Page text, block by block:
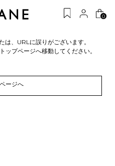
0
は、URLに誤りがございます。
ップページへ移動してください。
ージへ